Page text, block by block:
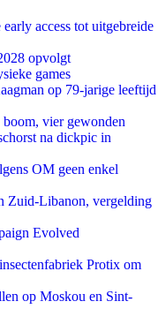
access tot uitgebreide
opvolgt
games
op 79-jarige leeftijd
vier gewonden
na dickpic in
OM geen enkel
Zuid-Libanon, vergelding
Evolved
Protix om
op Moskou en Sint-